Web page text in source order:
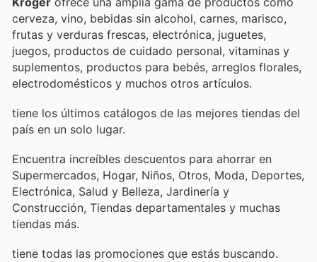
cerveza, vino, bebidas sin alcohol, carnes, marisco,
frutas y verduras frescas, electrónica, juguetes,
juegos, productos de cuidado personal, vitaminas y
suplementos, productos para bebés, arreglos florales,
electrodomésticos y muchos otros artículos.
tiene los últimos catálogos de las mejores tiendas del
país en un solo lugar.
Encuentra increíbles descuentos para ahorrar en
Supermercados, Hogar, Niños, Otros, Moda, Deportes,
Electrónica, Salud y Belleza, Jardinería y
Construcción, Tiendas departamentales y muchas
tiendas más.
tiene todas las promociones que estás buscando.